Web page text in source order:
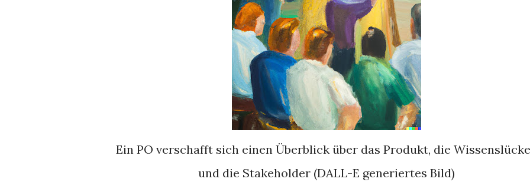
Ein PO verschafft sich einen Überblick über das Produkt, die
und die Stakeholder (DALL-E generiertes Bild)